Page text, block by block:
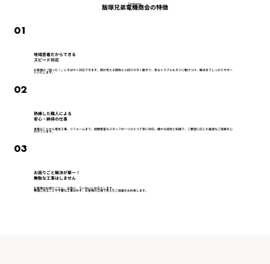
Features
飯塚兄弟電機商会の特徴
地域密着だからできる
スピード対応
お客様の「困った！」にすばやく対応できます。顔が見える関係と小回りのきく動きで、急なトラブルもすぐに駆けつけ、解決までしっかりサポー
トいたします。
01
熟練した職人による
安心・納得の仕事​
家電のことから電気工事、リフォームまで、経験豊富なスタッフが一つひとつ丁寧に対応。確かな技術と知識で、ご要望に応じた最適なご提案を心
がけています。
02
お困りごと解決が第一！
無駄な工事はしません
お客様のお困りごとに、正直に、ていねいにお応えします。
無理に売ることや不要な工事はせず、お客様の立場で考えたご提案をお約束します。
03